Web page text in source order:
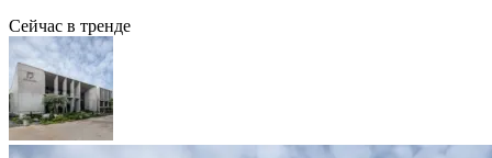
Сейчас в тренде